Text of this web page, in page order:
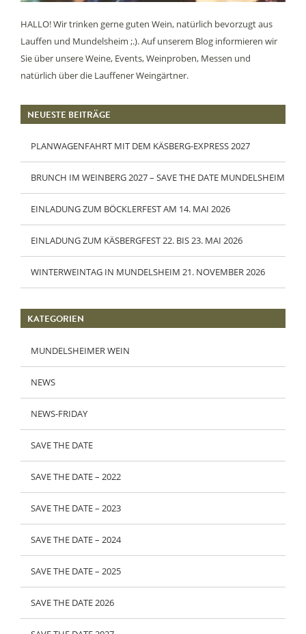
HALLO! Wir trinken gerne guten Wein, natürlich bevorzugt aus
Lauffen und Mundelsheim ;.). Auf unserem Blog informieren wir
Sie über unsere Weine, Events, Weinproben, Messen und
natürlich über die Lauffener Weingärtner.
NEUESTE BEITRÄGE
PLANWAGENFAHRT MIT DEM KÄSBERG-EXPRESS 2027
BRUNCH IM WEINBERG 2027 – SAVE THE DATE MUNDELSHEIM
EINLADUNG ZUM BÖCKLERFEST AM 14. MAI 2026
EINLADUNG ZUM KÄSBERGFEST 22. BIS 23. MAI 2026
WINTERWEINTAG IN MUNDELSHEIM 21. NOVEMBER 2026
KATEGORIEN
MUNDELSHEIMER WEIN
NEWS
NEWS-FRIDAY
SAVE THE DATE
SAVE THE DATE – 2022
SAVE THE DATE – 2023
SAVE THE DATE – 2024
SAVE THE DATE – 2025
SAVE THE DATE 2026